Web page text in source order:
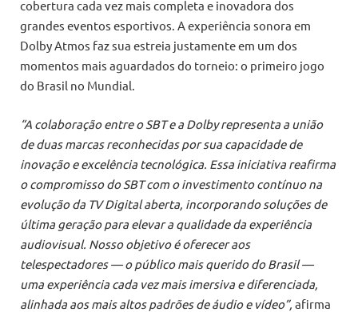
cobertura cada vez mais completa e inovadora dos
grandes eventos esportivos. A experiência sonora em
Dolby Atmos faz sua estreia justamente em um dos
momentos mais aguardados do torneio: o primeiro jogo
do Brasil no Mundial.
“A colaboração entre o SBT e a Dolby representa a união
de duas marcas reconhecidas por sua capacidade de
inovação e excelência tecnológica. Essa iniciativa reafirma
o compromisso do SBT com o investimento contínuo na
evolução da TV Digital aberta, incorporando soluções de
última geração para elevar a qualidade da experiência
audiovisual. Nosso objetivo é oferecer aos
telespectadores — o público mais querido do Brasil —
uma experiência cada vez mais imersiva e diferenciada,
alinhada aos mais altos padrões de áudio e vídeo”, afirma